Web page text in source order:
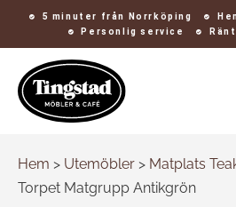
5 minuter från Norrköping
Personlig service
Hem > Utemöbler > Matplats
Torpet Matgrupp Antikgrön